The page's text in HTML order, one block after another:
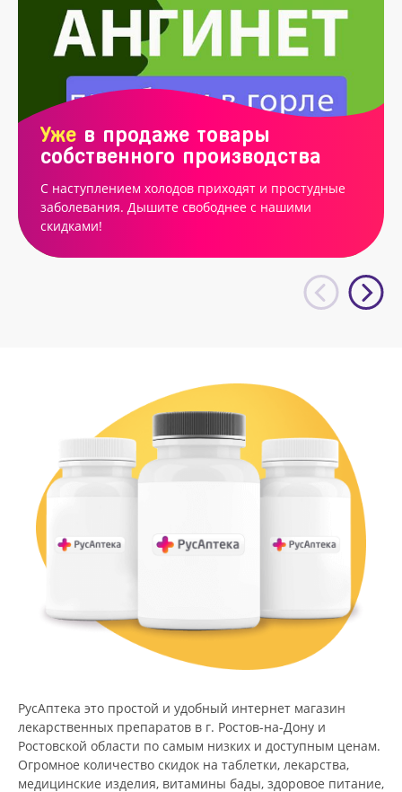
Уже в продаже товары
собственного производства
С наступлением холодов приходят и простудные
заболевания. Дышите свободнее с нашими
скидками!
РусАптека это простой и удобный интернет магазин
лекарственных препаратов в г. Ростов-на-Дону и
Ростовской области по самым низких и доступным ценам.
Огромное количество скидок на таблетки, лекарства,
медицинские изделия, витамины бады, здоровое питание,